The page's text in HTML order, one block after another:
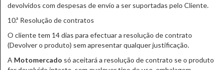
devolvidos com despesas de envio a ser suportadas pelo Cliente.
10.ª Resolução de contratos
O cliente tem 14 dias para efectuar a resolução de contrato
(Devolver o produto) sem apresentar qualquer justificação.
A Motomercado só aceitará a resolução de contrato se o produto